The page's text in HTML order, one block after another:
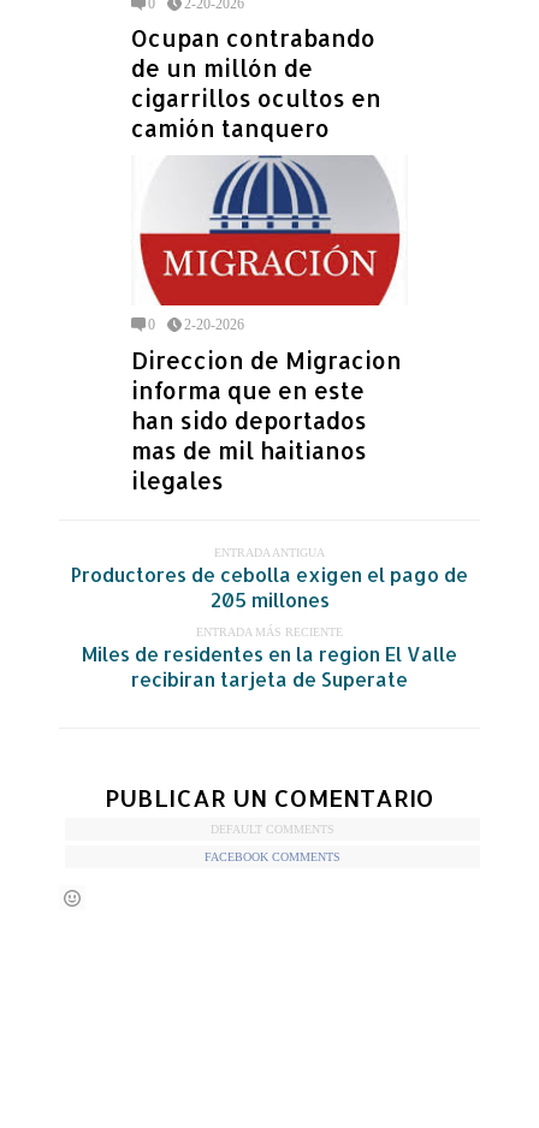
0 2-20-2026
Ocupan contrabando
de un millón de
cigarrillos ocultos en
camión tanquero
0 2-20-2026
Direccion de Migracion
informa que en este
han sido deportados
mas de mil haitianos
ilegales
ENTRADA ANTIGUA
Productores de cebolla exigen el pago de
205 millones
ENTRADA MÁS RECIENTE
Miles de residentes en la region El Valle
recibiran tarjeta de Superate
PUBLICAR UN COMENTARIO
DEFAULT COMMENTS
FACEBOOK COMMENTS